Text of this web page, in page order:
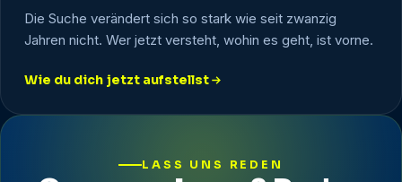
Die Suche verändert sich so stark wie seit zwanzig
Jahren nicht. Wer jetzt versteht, wohin es geht, ist vorne.
Wie du dich jetzt aufstellst
: Bald googelt niemand mehr
LASS UNS REDEN